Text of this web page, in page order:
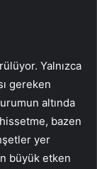
Yalnızca
gereken
altında
bazen
yer
büyük etken